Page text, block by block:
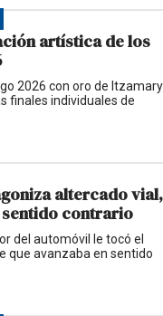
artística de los
2026 con oro de Itzamary
finales individuales de
altercado vial,
sentido contrario
del automóvil le tocó el
que avanzaba en sentido